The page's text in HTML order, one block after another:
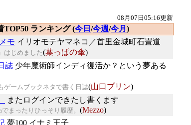
08月07日05:16更新
TOP50 ランキング (今日 /今週/今月 )
モ イリオモテヤマネコ／首里金城町石畳道
はじめました(葉っぱの傘)
誌 少年魔術師インディ復活か？という夢ある
ゲームブックネタで書く日誌(山口プリン)
またログインできたし書くます
でまったりひっそり履歴。 (Mezzo)
夢100 イナミ王子